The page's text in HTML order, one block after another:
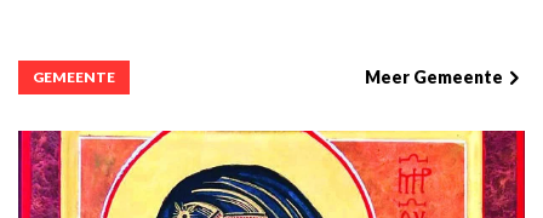
GEMEENTE Meer Gemeente